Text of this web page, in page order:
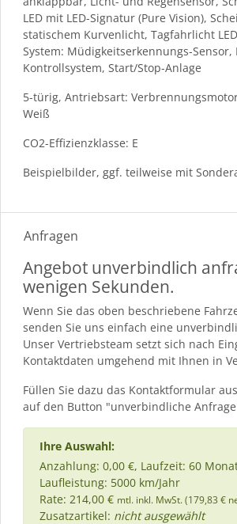
LED mit LED-Signatur (Pure Vision),
statischem Kurvenlicht, Tagfahrlicht
System: Müdigkeitserkennungs-Sensor,
Kontrollsystem, Start/Stop-Anlage
5-türig, Antriebsart: Verbrennungsmotor
Weiß
CO2-Effizienzklasse: E
Beispielbilder, ggf. teilweise mit
Anfragen
Angebot unverbindlich
wenigen Sekunden.
Wenn Sie das oben beschriebene
senden Sie uns einfach eine
Unser Vertriebsteam setzt sich nach
Kontaktdaten umgehend mit Ihnen in
Füllen Sie dazu das Kontaktformular
auf den Button "unverbindliche
Ihre Auswahl:
Anzahlung: 0,00 €, Laufzeit: 60
Laufleistung: 5000 km/Jahr
Rate: 214,00 € mtl. inkl. MwSt. (179,83 €
Zusatzartikel: nicht ausgewählt